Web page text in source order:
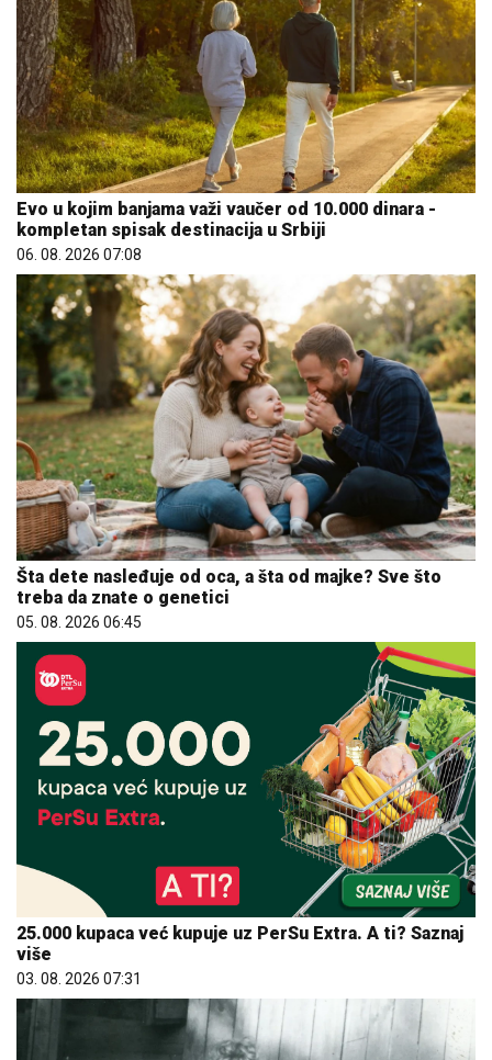
Evo u kojim banjama važi vaučer od 10.000 dinara -
kompletan spisak destinacija u Srbiji
06. 08. 2026 07:08
Šta dete nasleđuje od oca, a šta od majke? Sve što
treba da znate o genetici
05. 08. 2026 06:45
25.000 kupaca već kupuje uz PerSu Extra. A ti? Saznaj
više
03. 08. 2026 07:31